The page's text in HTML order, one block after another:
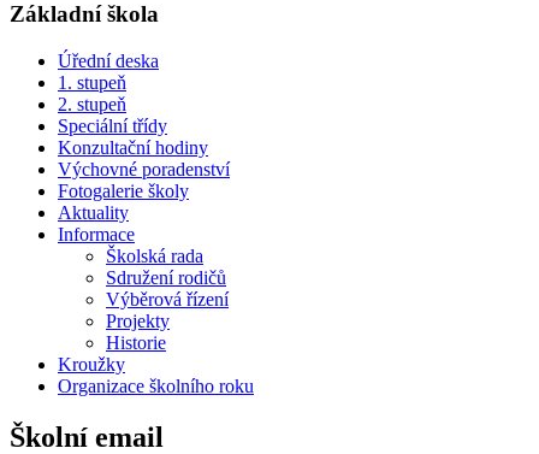
Základní škola
Úřední deska
1. stupeň
2. stupeň
Speciální třídy
Konzultační hodiny
Výchovné poradenství
Fotogalerie školy
Aktuality
Informace
Školská rada
Sdružení rodičů
Výběrová řízení
Projekty
Historie
Kroužky
Organizace školního roku
Školní email